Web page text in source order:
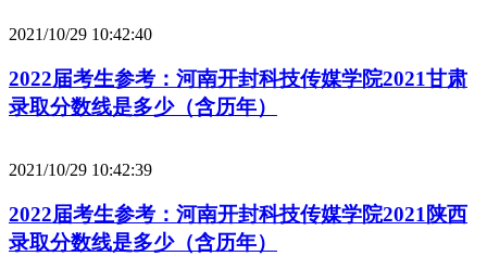
2021/10/29 10:42:40
2022届考生参考：河南开封科技传媒学院2021甘肃
录取分数线是多少（含历年）
2021/10/29 10:42:39
2022届考生参考：河南开封科技传媒学院2021陕西
录取分数线是多少（含历年）